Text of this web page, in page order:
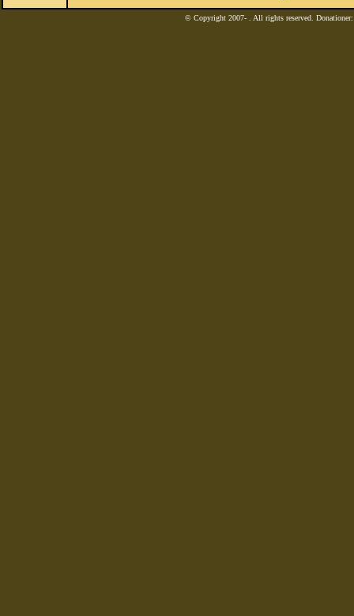
© Copyright 2007- . All rights reserved.